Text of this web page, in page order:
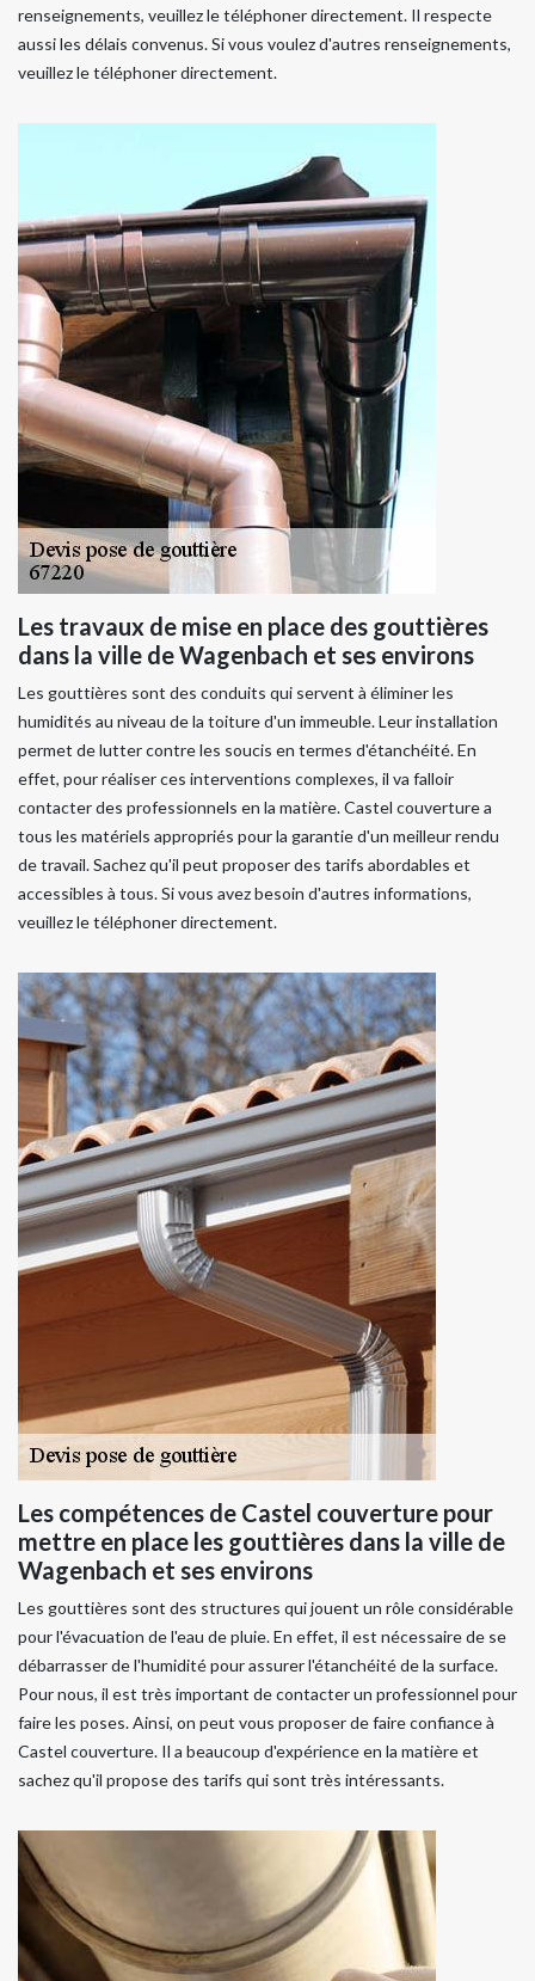
renseignements, veuillez le téléphoner directement. Il respecte
aussi les délais convenus. Si vous voulez d'autres renseignements,
veuillez le téléphoner directement.
Les travaux de mise en place des gouttières
dans la ville de Wagenbach et ses environs
Les gouttières sont des conduits qui servent à éliminer les
humidités au niveau de la toiture d'un immeuble. Leur installation
permet de lutter contre les soucis en termes d'étanchéité. En
effet, pour réaliser ces interventions complexes, il va falloir
contacter des professionnels en la matière. Castel couverture a
tous les matériels appropriés pour la garantie d'un meilleur rendu
de travail. Sachez qu'il peut proposer des tarifs abordables et
accessibles à tous. Si vous avez besoin d'autres informations,
veuillez le téléphoner directement.
Les compétences de Castel couverture pour
mettre en place les gouttières dans la ville de
Wagenbach et ses environs
Les gouttières sont des structures qui jouent un rôle considérable
pour l'évacuation de l'eau de pluie. En effet, il est nécessaire de se
débarrasser de l'humidité pour assurer l'étanchéité de la surface.
Pour nous, il est très important de contacter un professionnel pour
faire les poses. Ainsi, on peut vous proposer de faire confiance à
Castel couverture. Il a beaucoup d'expérience en la matière et
sachez qu'il propose des tarifs qui sont très intéressants.